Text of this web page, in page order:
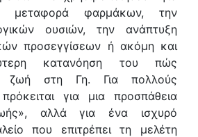
μεταφορά φαρμάκων, την
ουσιών, την ανάπτυξη
προσεγγίσεων ή ακόμη και
κατανόηση του πώς
ζωή στη Γη. Για πολλούς
για μια προσπάθεια
αλλά για ένα ισχυρό
που επιτρέπει τη μελέτη